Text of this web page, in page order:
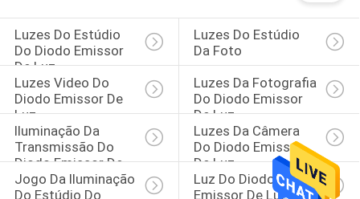
Luzes Do Estúdio
Do Diodo Emissor
De Luz
Luzes Do Estúdio
Da Foto
Luzes Video Do
Diodo Emissor De
Luz
Luzes Da Fotografia
Do Diodo Emissor
De Luz
Iluminação Da
Transmissão Do
Diodo Emissor De
Luz
Luzes Da Câmera
Do Diodo Emissor
De Luz
Jogo Da Iluminação
Do Estúdio Do
Luz Do Diodo
Emissor De Luz